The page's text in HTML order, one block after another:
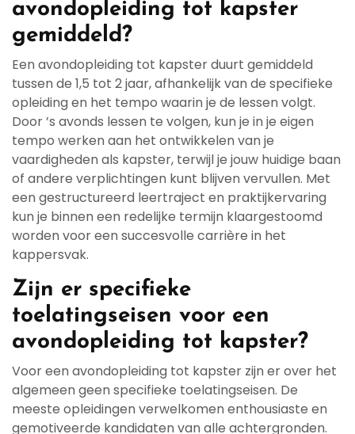
avondopleiding tot kapster
gemiddeld?
Een avondopleiding tot kapster duurt gemiddeld
tussen de 1,5 tot 2 jaar, afhankelijk van de specifieke
opleiding en het tempo waarin je de lessen volgt.
Door ’s avonds lessen te volgen, kun je in je eigen
tempo werken aan het ontwikkelen van je
vaardigheden als kapster, terwijl je jouw huidige baan
of andere verplichtingen kunt blijven vervullen. Met
een gestructureerd leertraject en praktijkervaring
kun je binnen een redelijke termijn klaargestoomd
worden voor een succesvolle carrière in het
kappersvak.
Zijn er specifieke
toelatingseisen voor een
avondopleiding tot kapster?
Voor een avondopleiding tot kapster zijn er over het
algemeen geen specifieke toelatingseisen. De
meeste opleidingen verwelkomen enthousiaste en
gemotiveerde kandidaten van alle achtergronden.